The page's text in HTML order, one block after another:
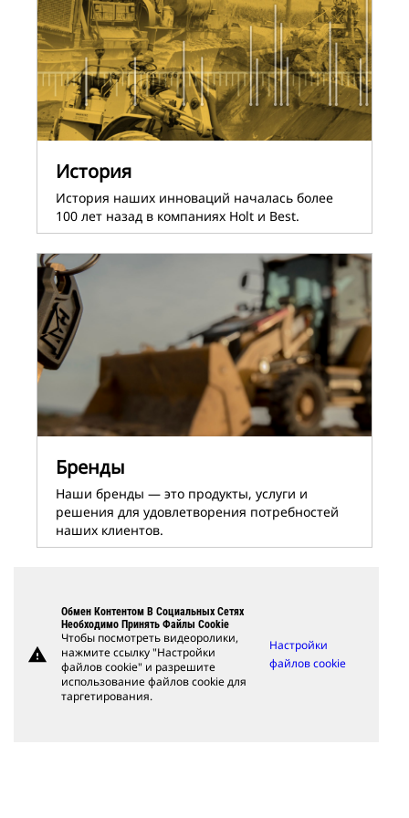
История
История наших инноваций началась более
100 лет назад в компаниях Holt и Best.
Бренды
Наши бренды ― это продукты, услуги и
решения для удовлетворения потребностей
наших клиентов.
warning
Обмен Контентом В Социальных Сетях
Необходимо Принять Файлы Cookie
Чтобы посмотреть видеоролики,
нажмите ссылку "Настройки
файлов cookie" и разрешите
использование файлов cookie для
таргетирования.
Настройки
файлов cookie